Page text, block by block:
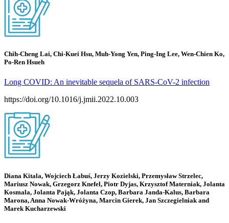
Chih-Cheng Lai, Chi-Kuei Hsu, Muh-Yong Yen, Ping-Ing Lee, Wen-Chien Ko,
Po-Ren Hsueh
Long COVID: An inevitable sequela of SARS-CoV-2 infection
https://doi.org/10.1016/j.jmii.2022.10.003
Diana Kitala, Wojciech Łabuś, Jerzy Kozielski, Przemysław Strzelec,
Mariusz Nowak, Grzegorz Knefel, Piotr Dyjas, Krzysztof Materniak, Jolanta
Kosmala, Jolanta Pająk, Jolanta Czop, Barbara Janda-Kalus, Barbara
Marona, Anna Nowak-Wróżyna, Marcin Gierek, Jan Szczegielniak and
Marek Kucharzewski